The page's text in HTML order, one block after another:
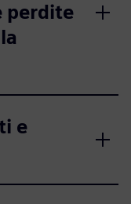
perdite
e